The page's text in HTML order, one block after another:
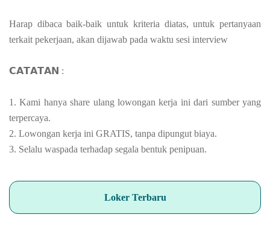
Harap dibaca baik-baik untuk kriteria diatas, untuk pertanyaan
terkait pekerjaan, akan dijawab pada waktu sesi interview
𝗖𝗔𝗧𝗔𝗧𝗔𝗡 :
1. Kami hanya share ulang lowongan kerja ini dari sumber yang
terpercaya.
2. Lowongan kerja ini GRATIS, tanpa dipungut biaya.
3. Selalu waspada terhadap segala bentuk penipuan.
Loker Terbaru